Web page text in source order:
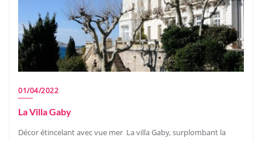
01/04/2022
La Villa Gaby
Décor étincelant avec vue mer La villa Gaby, surplombant la